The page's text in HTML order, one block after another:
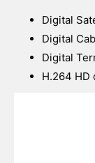
Digital
Digital
Digital
H.264 HD